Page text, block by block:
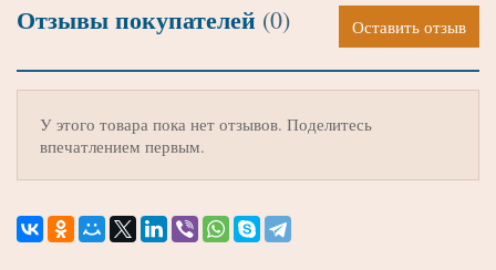
Отзывы покупателей (0) Оставить отзыв
У этого товара пока нет отзывов. Поделитесь
впечатлением первым.